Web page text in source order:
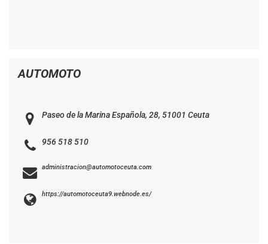
AUTOMOTO
Paseo de la Marina Española, 28, 51001 Ceuta
956 518 510
administracion@automotoceuta.com
https://automotoceuta9.webnode.es/